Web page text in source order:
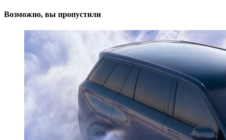
Возможно, вы пропустили